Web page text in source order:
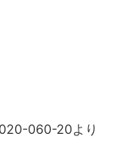
060-20より